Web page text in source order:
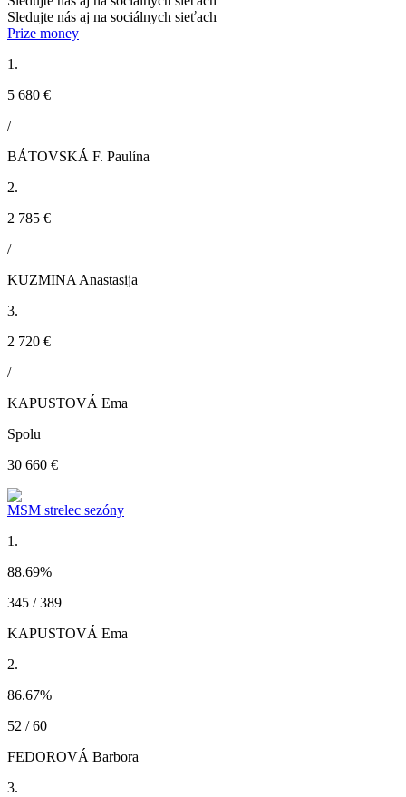
Sledujte nás aj na sociálnych sieťach
Prize money
1.
5 680 €
/
BÁTOVSKÁ F. Paulína
2.
2 785 €
/
KUZMINA Anastasija
3.
2 720 €
/
KAPUSTOVÁ Ema
Spolu
30 660 €
MSM strelec sezóny
1.
88.69%
345 / 389
KAPUSTOVÁ Ema
2.
86.67%
52 / 60
FEDOROVÁ Barbora
3.